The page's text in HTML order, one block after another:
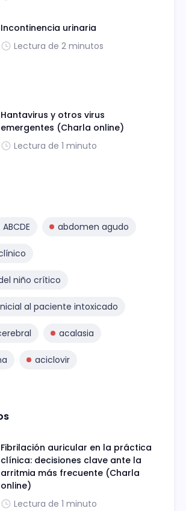
Incontinencia urinaria
Lectura de 2 minutos
Hantavirus y otros virus
emergentes (Charla online)
Lectura de 1 minuto
ABCDE abdomen agudo
niño crítico
al paciente intoxicado
acalasia
aciclovir
Fibrilación auricular en la práctica
clínica: decisiones clave ante la
arritmia más frecuente (Charla
online)
Lectura de 1 minuto